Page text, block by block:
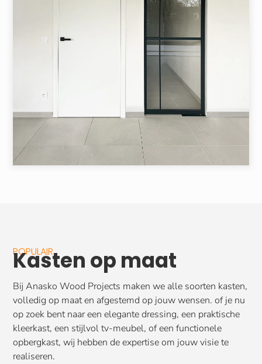
POPULAIR
Kasten op maat
Bij Anasko Wood Projects maken we alle soorten kasten,
volledig op maat en afgestemd op jouw wensen. of je nu
op zoek bent naar een elegante dressing, een praktische
kleerkast, een stijlvol tv-meubel, of een functionele
opbergkast, wij hebben de expertise om jouw visie te
realiseren.